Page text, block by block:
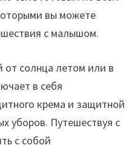
вы можете
с малышом.
солнца летом или в
в себя
крема и защитной
уборов. Путешествуя с
с собой